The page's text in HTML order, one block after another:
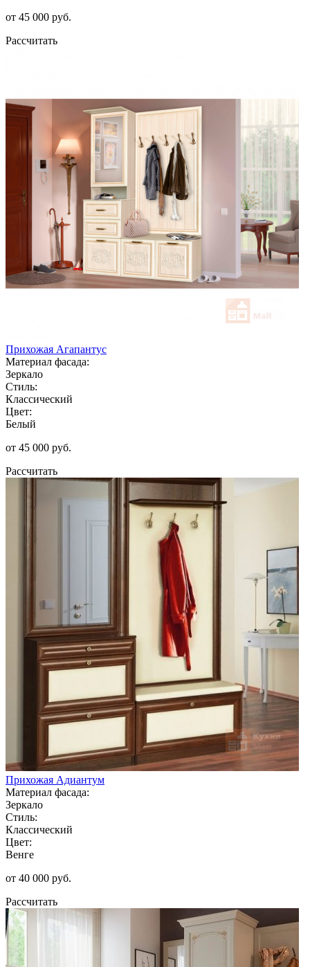
от 45 000 руб.
Рассчитать
Прихожая Агапантус
Материал фасада:
Зеркало
Стиль:
Классический
Цвет:
Белый
от 45 000 руб.
Рассчитать
Прихожая Адиантум
Материал фасада:
Зеркало
Стиль:
Классический
Цвет:
Венге
от 40 000 руб.
Рассчитать